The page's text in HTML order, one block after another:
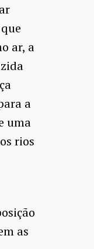
ar, a
a
uma
rios
as